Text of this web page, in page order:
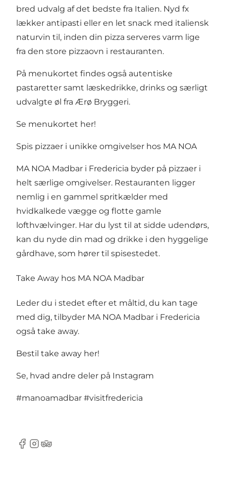
bred udvalg af det bedste fra Italien. Nyd fx
lækker antipasti eller en let snack med italiensk
naturvin til, inden din pizza serveres varm lige
fra den store pizzaovn i restauranten.
På menukortet findes også autentiske
pastaretter samt læskedrikke, drinks og særligt
udvalgte øl fra Ærø Bryggeri.
Se menukortet her!
Spis pizzaer i unikke omgivelser hos MA NOA
MA NOA Madbar i Fredericia byder på pizzaer i
helt særlige omgivelser. Restauranten ligger
nemlig i en gammel spritkælder med
hvidkalkede vægge og flotte gamle
lofthvælvinger. Har du lyst til at sidde udendørs,
kan du nyde din mad og drikke i den hyggelige
gårdhave, som hører til spisestedet.
Take Away hos MA NOA Madbar
Leder du i stedet efter et måltid, du kan tage
med dig, tilbyder MA NOA Madbar i Fredericia
også take away.
Bestil take away her!
Se, hvad andre deler på Instagram
#manoamadbar #visitfredericia
Facebook
Instagram
Tripadvisor